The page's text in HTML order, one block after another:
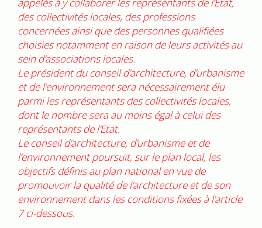
appelés à y collaborer les représentants de l’Etat,
des collectivités locales, des professions
concernées ainsi que des personnes qualifiées
choisies notamment en raison de leurs activités au
sein d’associations locales.
Le président du conseil d’architecture, d’urbanisme
et de l’environnement sera nécessairement élu
parmi les représentants des collectivités locales,
dont le nombre sera au moins égal à celui des
représentants de l’Etat.
Le conseil d’architecture, d’urbanisme et de
l’environnement poursuit, sur le plan local, les
objectifs définis au plan national en vue de
promouvoir la qualité de l’architecture et de son
environnement dans les conditions fixées à l’article
7 ci-dessous.